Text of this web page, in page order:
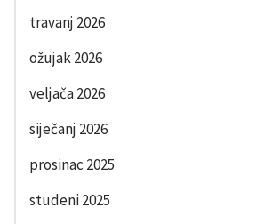
travanj 2026
ožujak 2026
veljača 2026
siječanj 2026
prosinac 2025
studeni 2025